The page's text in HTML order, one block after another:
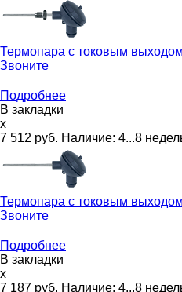
Термопара с токовым выходом
Звоните
Подробнее
В закладки
x
7 512 руб. Наличие: 4...8
Термопара с токовым выходом
Звоните
Подробнее
В закладки
x
7 187 руб. Наличие: 4...8